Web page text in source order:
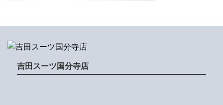
吉田スーツ国分寺店